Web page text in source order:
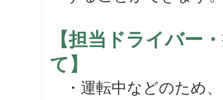
【担当ドライバー
て】
・運転中などのため